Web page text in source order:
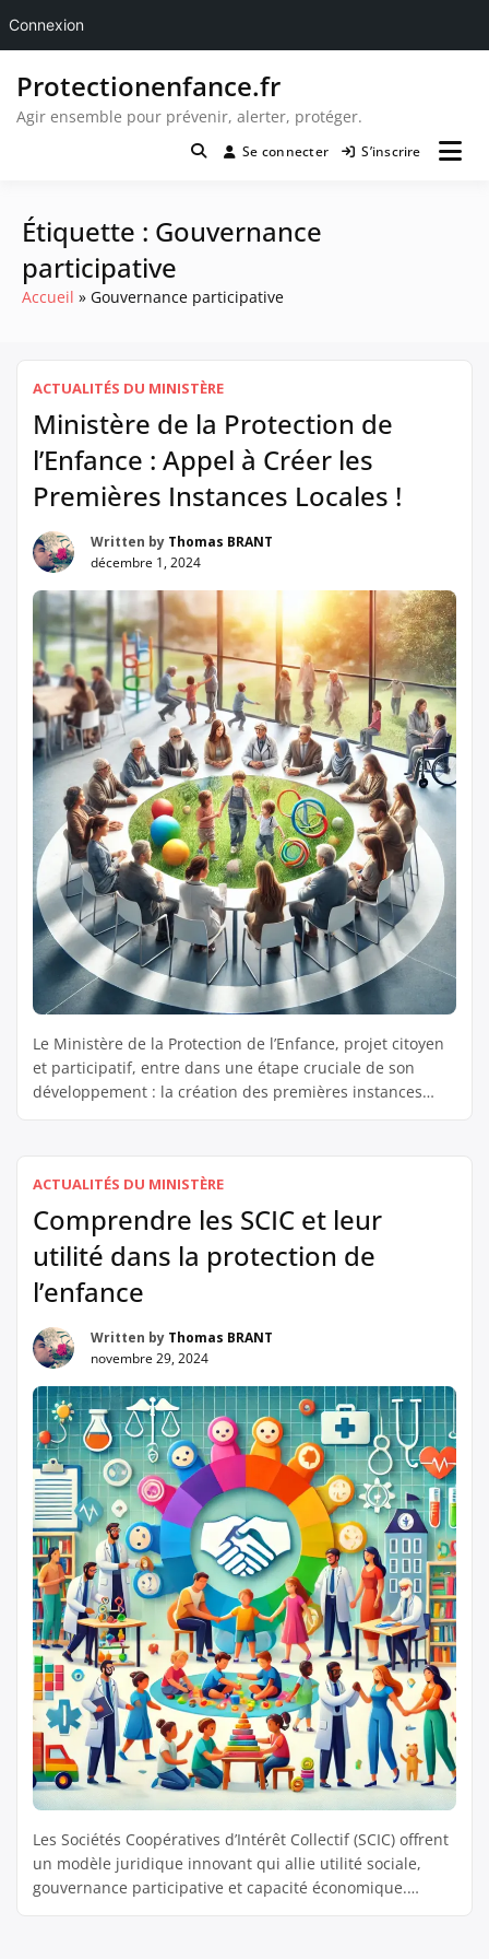
contenu
Protectionenfance.fr
Agir ensemble pour prévenir, alerter, protéger.
Se connecter S’inscrire
Étiquette : Gouvernance
participative
Accueil Gouvernance participative
ACTUALITÉS DU MINISTÈRE
Ministère de la Protection de
l’Enfance : Appel à Créer les
Premières Instances Locales !
Written by Thomas BRANT
décembre 1, 2024
Le Ministère de la Protection de l’Enfance, projet citoyen
et participatif, entre dans une étape cruciale de son
développement : la création des premières instances
et les institutions dans un modèle démocratique […]
ACTUALITÉS DU MINISTÈRE
Comprendre les SCIC et leur
utilité dans la protection de
l’enfance
Written by Thomas BRANT
novembre 29, 2024
Les Sociétés Coopératives d’Intérêt Collectif (SCIC) offrent
un modèle juridique innovant qui allie utilité sociale,
gouvernance participative et capacité économique.
Connexion